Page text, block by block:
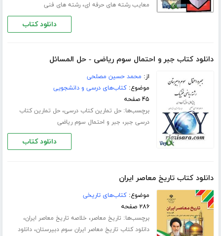
معایب رشته های حرفه ای،رشته های فنی
دانلود کتاب
دانلود کتاب جبر و احتمال سوم ریاضی - حل المسائل
از: محمد حسین مصلحی
موضوع:کتاب‌های درسی و دانشجویی
۴۵ صفحه
برچسب‌ها:حل تمارین کتاب درسی،حل تمارین کتاب
درسی جبر، جبر و احتمال سوم ریاضی
دانلود کتاب
دانلود کتاب تاریخ معاصر ایران
موضوع:کتاب‌های تاریخی
۲۸۶ صفحه
برچسب‌ها: تاریخ معاصر، خلاصه تاریخ معاصر ایران،
دانلود کتاب تاریخ معاصر ایران سوم دبیرستان،دانلود